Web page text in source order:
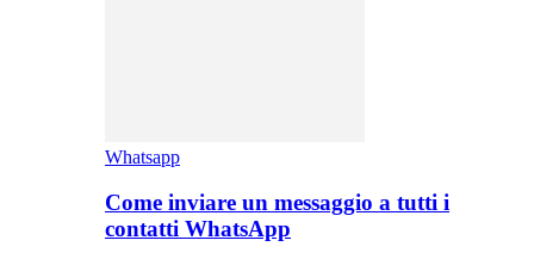
Whatsapp
Come inviare un messaggio a tutti i
contatti WhatsApp